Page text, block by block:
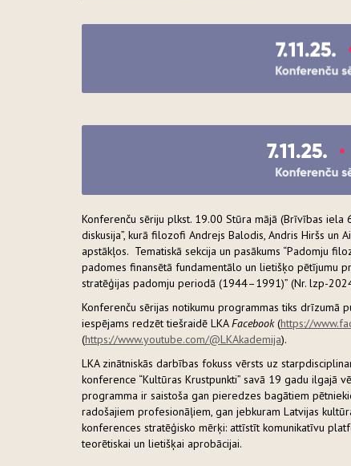
Konferenču sēriju plkst. 19.00 Stūra mājā (Brīvības
diskusija”, kurā filozofi Andrejs Balodis, Andris Hiršs
apstākļos. Tematiskā sekcija un pasākums “Padomju
padomes finansētā fundamentālo un lietišķo pētījumu
stratēģijas padomju periodā (1944–1991)” (Nr. lzp-
Konferenču sērijas notikumu programmas tiks drīzumā
iespējams redzēt tiešraidē LKAFacebook(https://
(https://www.youtube.com/@LKAkademija).
LKA zinātniskās darbības fokuss vērsts uz
konference “Kultūras Krustpunkti” savā 19 gadu ilgajā
programma ir saistoša gan pieredzes bagātiem
radošajiem profesionāļiem, gan jebkuram Latvijas
konferences stratēģisko mērķi: attīstīt komunikatīvu
teorētiskai un lietišķai aprobācijai.